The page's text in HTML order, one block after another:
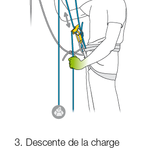
3. Descente de la charge